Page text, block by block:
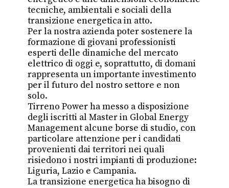
tecniche, ambientali e sociali della
transizione energetica in atto.
Per la nostra azienda poter sostenere la
formazione di giovani professionisti
esperti delle dinamiche del mercato
elettrico di oggi e, soprattutto, di domani
rappresenta un importante investimento
per il futuro del nostro settore e non
solo.
Tirreno Power ha messo a disposizione
degli iscritti al Master in Global Energy
Management alcune borse di studio, con
particolare attenzione per i candidati
provenienti dai territori nei quali
risiedono i nostri impianti di produzione:
Liguria, Lazio e Campania.
La transizione energetica ha bisogno di